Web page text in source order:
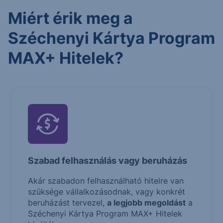
Miért érik meg a
Széchenyi Kártya Program
MAX+ Hitelek?
Szabad felhasználás vagy beruházás
Akár szabadon felhasználható hitelre van
szüksége vállalkozásodnak, vagy konkrét
beruházást tervezel, a legjobb megoldást a
Széchenyi Kártya Program MAX+ Hitelek